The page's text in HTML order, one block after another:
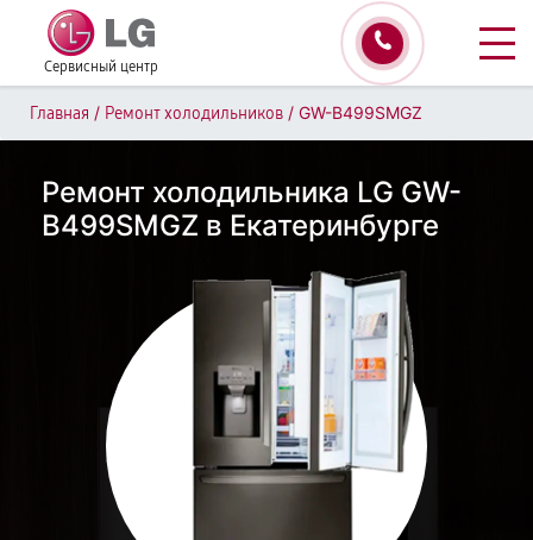
Сервисный центр
Главная / Ремонт холодильников / GW-B499SMGZ
Ремонт холодильника LG GW-
B499SMGZ в Екатеринбурге